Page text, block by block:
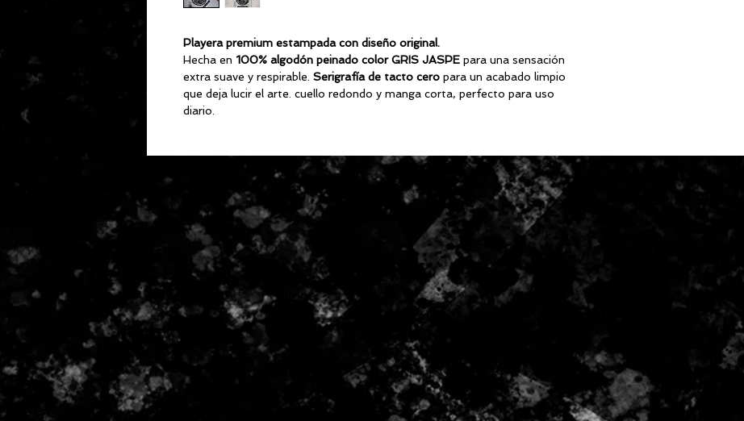
Playera premium estampada con diseño original.
Hecha en 100% algodón peinado color GRIS JASPE para una sensación
extra suave y respirable. Serigrafía de tacto cero para un acabado limpio
que deja lucir el arte. cuello redondo y manga corta, perfecto para uso
diario.